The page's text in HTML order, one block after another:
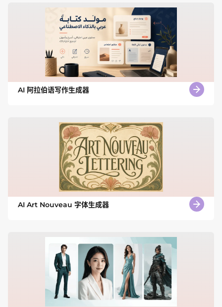
AI 阿拉伯语写作生成器
AI Art Nouveau 字体生成器